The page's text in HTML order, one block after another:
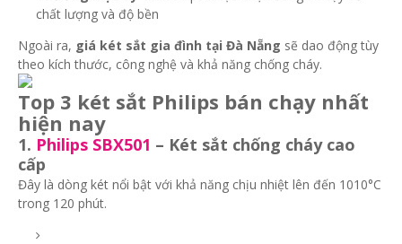
chất lượng và độ bền
Ngoài ra, giá két sắt gia đình tại Đà Nẵng sẽ dao động tùy
theo kích thước, công nghệ và khả năng chống cháy.
Top 3 két sắt Philips bán chạy nhất
hiện nay
1. Philips SBX501 – Két sắt chống cháy cao
cấp
Đây là dòng két nổi bật với khả năng chịu nhiệt lên đến 1010°C
trong 120 phút.